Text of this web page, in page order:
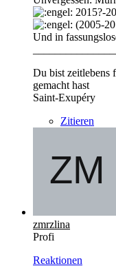
2015?-
(2005-
Und in
Du bist zeitlebens
gemacht hast
Saint-Exupéry
Zitieren
zmrzlina
Profi
Reaktionen